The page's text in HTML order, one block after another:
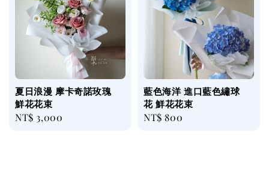
夏日浪漫 摩卡奇諾玫瑰
鮮花花束
Regular
NT$ 3,000
藍色海洋 進口藍色繡球
花 鮮花花束
Regular
NT$ 800